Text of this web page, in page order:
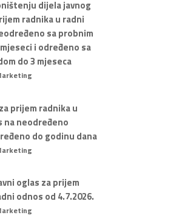
dijela javnog
radnika u radni
sa probnim
i određeno sa
do 3 mjeseca
prijem radnika u
na neodređeno
do godinu dana
oglas za prijem
odnos od 4.7.2026.